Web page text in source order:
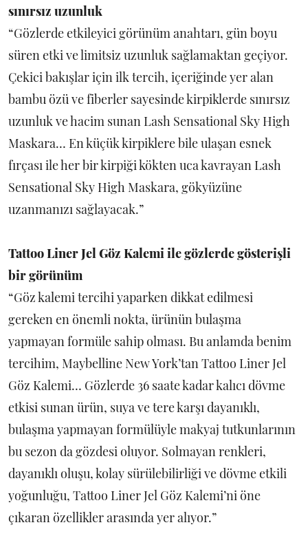
sınırsız uzunluk
“Gözlerde etkileyici görünüm anahtarı, gün boyu
süren etki ve limitsiz uzunluk sağlamaktan geçiyor.
Çekici bakışlar için ilk tercih, içeriğinde yer alan
bambu özü ve fiberler sayesinde kirpiklerde sınırsız
uzunluk ve hacim sunan Lash Sensational Sky High
Maskara… En küçük kirpiklere bile ulaşan esnek
fırçası ile her bir kirpiği kökten uca kavrayan Lash
Sensational Sky High Maskara, gökyüzüne
uzanmanızı sağlayacak.”
Tattoo Liner Jel Göz Kalemi ile gözlerde gösterişli
bir görünüm
“Göz kalemi tercihi yaparken dikkat edilmesi
gereken en önemli nokta, ürünün bulaşma
yapmayan formüle sahip olması. Bu anlamda benim
tercihim, Maybelline New York’tan Tattoo Liner Jel
Göz Kalemi… Gözlerde 36 saate kadar kalıcı dövme
etkisi sunan ürün, suya ve tere karşı dayanıklı,
bulaşma yapmayan formülüyle makyaj tutkunlarının
bu sezon da gözdesi oluyor. Solmayan renkleri,
dayanıklı oluşu, kolay sürülebilirliği ve dövme etkili
yoğunluğu, Tattoo Liner Jel Göz Kalemi’ni öne
çıkaran özellikler arasında yer alıyor.”